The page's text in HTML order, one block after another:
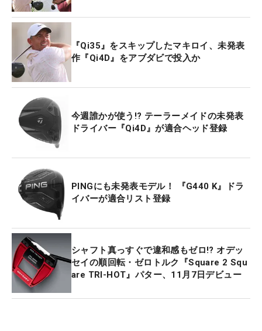
『Qi35』をスキップしたマキロイ、未発表
作『Qi4D』をアブダビで投入か
今週誰かが使う!? テーラーメイドの未発表
ドライバー『Qi4D』が適合ヘッド登録
PINGにも未発表モデル！ 『G440 K』ドラ
イバーが適合リスト登録
シャフト真っすぐで違和感もゼロ!? オデッ
セイの順回転・ゼロトルク『Square 2 Squ
are TRI-HOT』パター、11月7日デビュー